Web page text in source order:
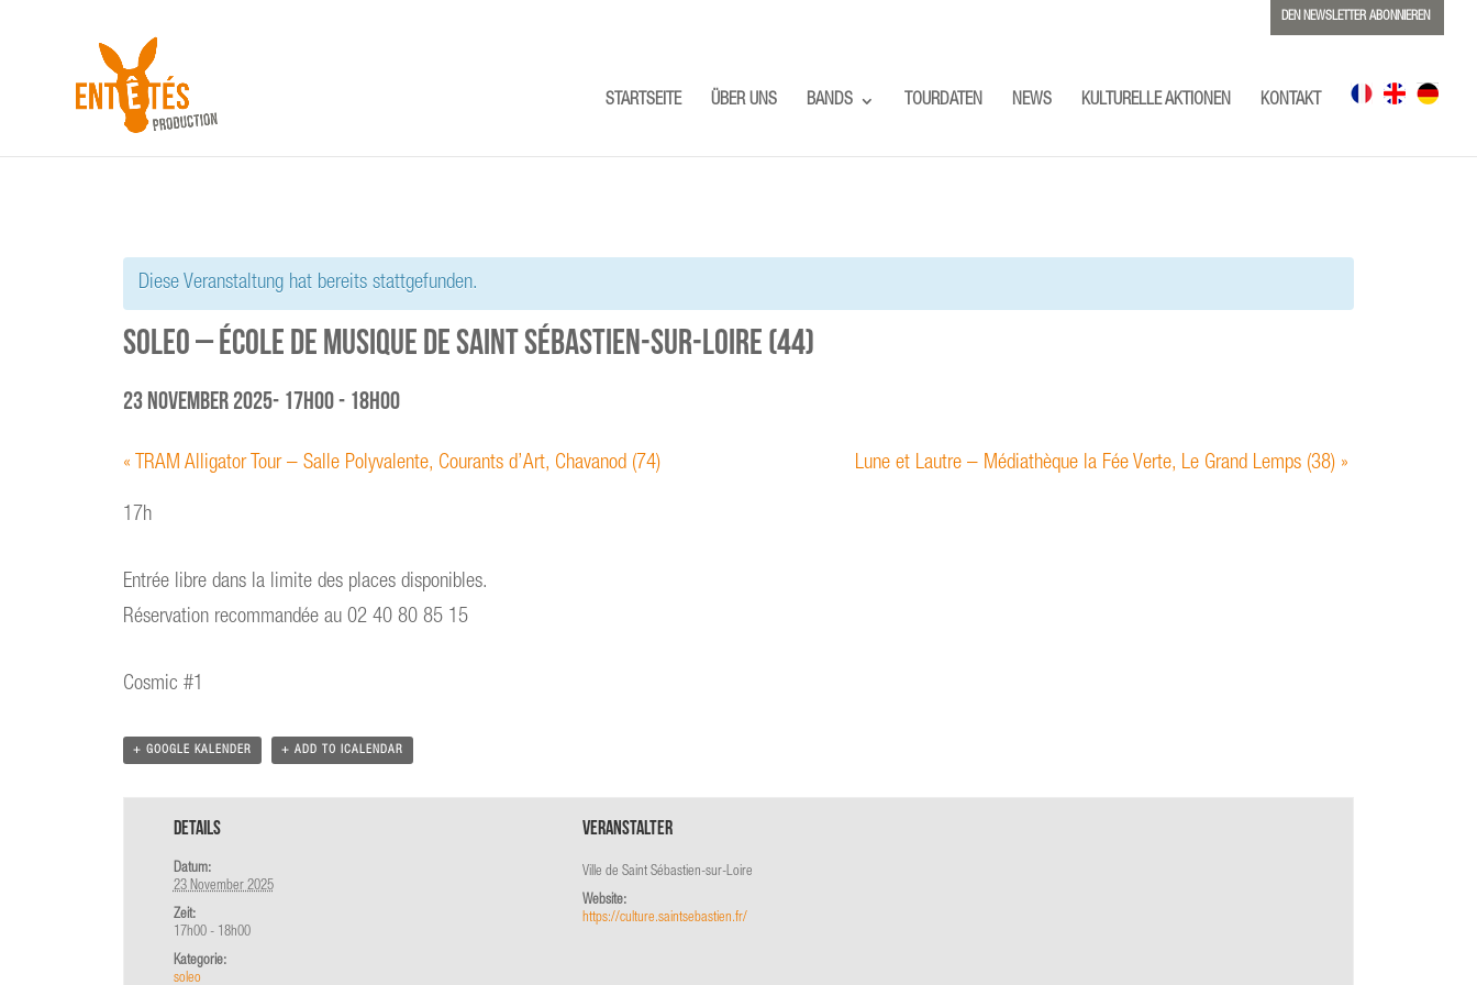
DEN NEWSLETTER ABONNIEREN
STARTSEITE ÜBER UNS BANDS TOURDATEN NEWS KULTURELLE AKTIONEN KONTAKT
Diese Veranstaltung hat bereits stattgefunden.
SOLEO – École de musique de Saint Sébastien-sur-Loire (44)
23 November 2025- 17h00- 18h00
« TRAM Alligator Tour – Salle Polyvalente, Courants d’Art, Chavanod (74) Lune et Lautre – Médiathèque la Fée Verte, Le Grand Lemps (38) »
17h
Entrée libre dans la limite des places disponibles.
Réservation recommandée au 02 40 80 85 15
Cosmic #1
+ GOOGLE KALENDER + ADD TO ICALENDAR
Details
Datum:
23 November 2025
Zeit:
17h00 - 18h00
Kategorie:
soleo
Veranstalter
Ville de Saint Sébastien-sur-Loire
Website:
https://culture.saintsebastien.fr/